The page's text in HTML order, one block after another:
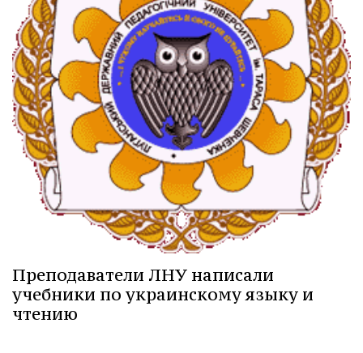
Преподаватели ЛНУ написали
учебники по украинскому языку и
чтению